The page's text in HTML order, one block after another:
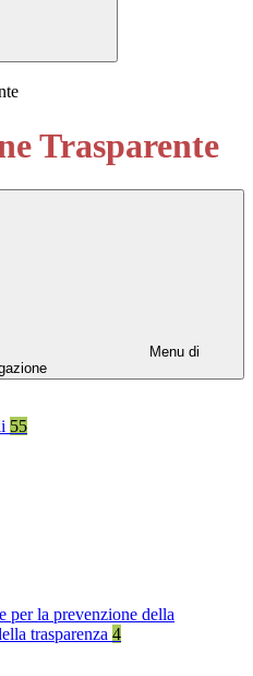
Trasparente
Menu di
55
per la prevenzione della
trasparenza 4